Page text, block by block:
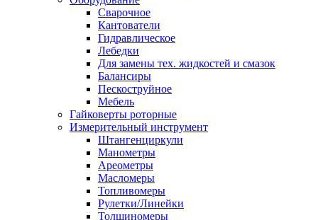
Сварочное
Кантователи
Гидравлическое
Лебедки
Для замены тех. жидкостей и смазок
Балансиры
Пескоструйное
Мебель
Гайковерты роторные
Измерительный инструмент
Штангенциркули
Манометры
Ареометры
Масломеры
Топливомеры
Рулетки/Линейки
Толщиномеры